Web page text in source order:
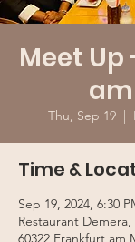
Meet
Thu, Sep 19
  |
Time &
Sep 19, 2024, 6:30
Restaurant
60322 Frankfurt am